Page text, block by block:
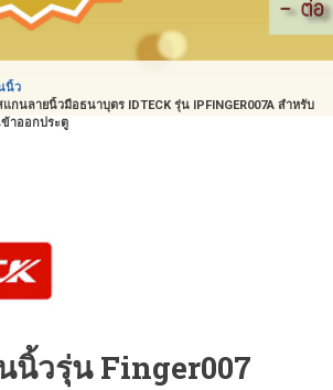
นิ้ว
แกนลายนิ้วมือธนาบุตร IDTECK รุ่น IPFINGER007A สำหรับ
ข้าออกประตู
นิ้วรุ่น Finger007